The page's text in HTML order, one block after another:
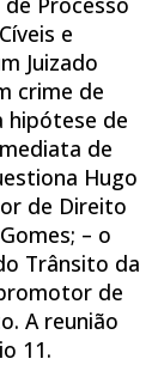
e
Juizado
crime de
hipótese de
de
Hugo
de Direito
– o
Trânsito da
de
A reunião
11.